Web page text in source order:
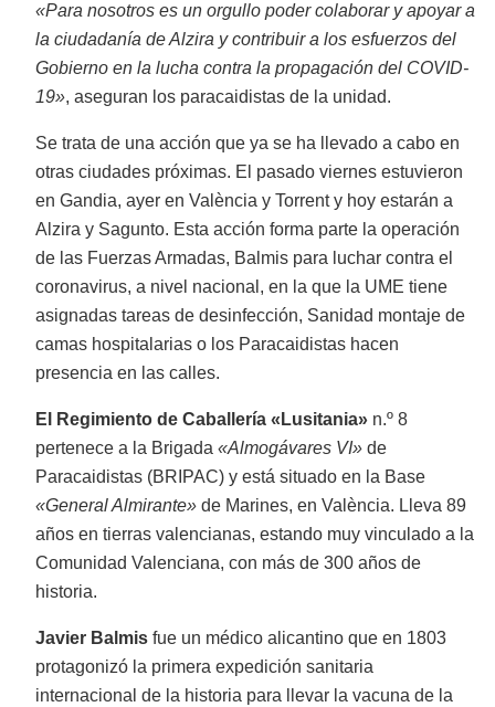
«Para nosotros es un orgullo poder colaborar y apoyar a
la ciudadanía de Alzira y contribuir a los esfuerzos del
Gobierno en la lucha contra la propagación del COVID-
19», aseguran los paracaidistas de la unidad.
Se trata de una acción que ya se ha llevado a cabo en
otras ciudades próximas. El pasado viernes estuvieron
en Gandia, ayer en València y Torrent y hoy estarán a
Alzira y Sagunto. Esta acción forma parte la operación
de las Fuerzas Armadas, Balmis para luchar contra el
coronavirus, a nivel nacional, en la que la UME tiene
asignadas tareas de desinfección, Sanidad montaje de
camas hospitalarias o los Paracaidistas hacen
presencia en las calles.
El Regimiento de Caballería «Lusitania» n.º 8
pertenece a la Brigada«Almogávares VI» de
Paracaidistas (BRIPAC) y está situado en la Base
«General Almirante» de Marines, en València. Lleva 89
años en tierras valencianas, estando muy vinculado a la
Comunidad Valenciana, con más de 300 años de
historia.
Javier Balmis fue un médico alicantino que en 1803
protagonizó la primera expedición sanitaria
internacional de la historia para llevar la vacuna de la